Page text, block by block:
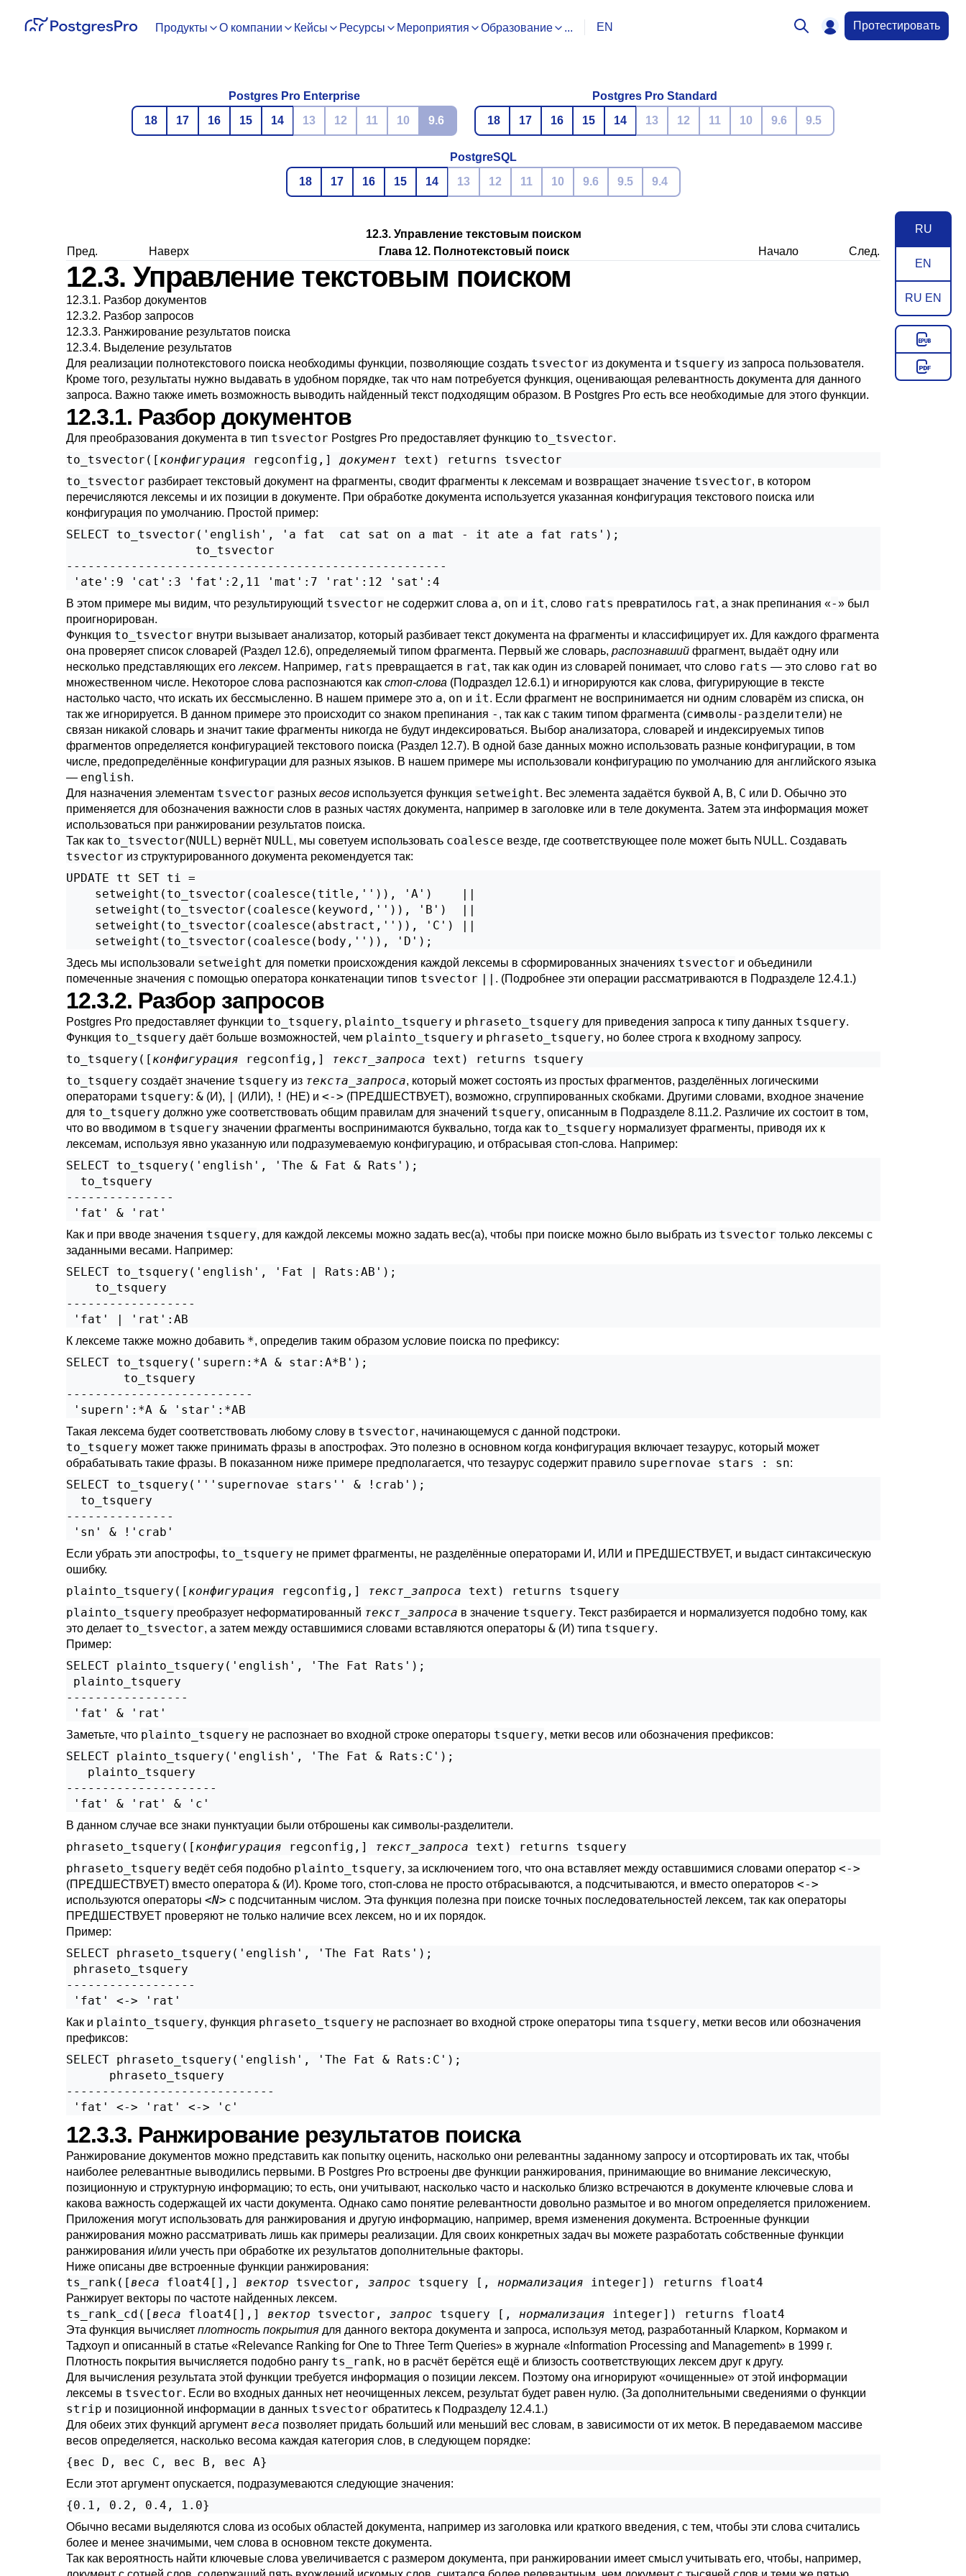
Продукты О компании Кейсы Ресурсы Мероприятия Образование ... EN Протестировать
Postgres Pro Enterprise
18
17 16 15 14 13 12 11 10 9.6
Postgres Pro Standard
18
17 16 15 14 13 12 11 10 9.6 9.5
PostgreSQL
18
17 16 15 14 13 12 11 10 9.6 9.5 9.4
RU
EN
RU EN
12.3. Управление текстовым поиском
Пред.
Наверх Глава 12. Полнотекстовый поиск Начало След.
12.3. Управление текстовым поиском
12.3.1. Разбор документов
12.3.2. Разбор запросов
12.3.3. Ранжирование результатов поиска
12.3.4. Выделение результатов
Для реализации полнотекстового поиска необходимы функции, позволяющие создать tsvector из документа и tsquery из запроса пользователя.
Кроме того, результаты нужно выдавать в удобном порядке, так что нам потребуется функция, оценивающая релевантность документа для данного
запроса. Важно также иметь возможность выводить найденный текст подходящим образом. В Postgres Pro есть все необходимые для этого функции.
12.3.1. Разбор документов
Для преобразования документа в тип tsvector Postgres Pro предоставляет функцию to_tsvector.
to_tsvector([ конфигурация regconfig , ] документ text ) returns tsvector
to_tsvector разбирает текстовый документ на фрагменты, сводит фрагменты к лексемам и возвращает значение tsvector, в котором
перечисляются лексемы и их позиции в документе. При обработке документа используется указанная конфигурация текстового поиска или
конфигурация по умолчанию. Простой пример:
SELECT to_tsvector('english', 'a fat  cat sat on a mat - it ate a fat rats');
                  to_tsvector
-----------------------------------------------------
В этом примере мы видим, что результирующий tsvector не содержит слова a, on и it, слово rats превратилось rat, а знак препинания «-» был
проигнорирован.
Функция to_tsvector внутри вызывает анализатор, который разбивает текст документа на фрагменты и классифицирует их. Для каждого фрагмента
она проверяет список словарей (Раздел 12.6), определяемый типом фрагмента. Первый же словарь, распознавший фрагмент, выдаёт одну или
несколько представляющих его лексем. Например, rats превращается в rat, так как один из словарей понимает, что слово rats — это слово rat во
множественном числе. Некоторое слова распознаются как стоп-слова (Подраздел 12.6.1) и игнорируются как слова, фигурирующие в тексте
настолько часто, что искать их бессмысленно. В нашем примере это a, on и it. Если фрагмент не воспринимается ни одним словарём из списка, он
так же игнорируется. В данном примере это происходит со знаком препинания - , так как с таким типом фрагмента (символы-разделители) не
связан никакой словарь и значит такие фрагменты никогда не будут индексироваться. Выбор анализатора, словарей и индексируемых типов
фрагментов определяется конфигурацией текстового поиска (Раздел 12.7). В одной базе данных можно использовать разные конфигурации, в том
числе, предопределённые конфигурации для разных языков. В нашем примере мы использовали конфигурацию по умолчанию для английского языка
— english.
Для назначения элементам tsvector разных весов используется функция setweight. Вес элемента задаётся буквой A, B, C или D. Обычно это
применяется для обозначения важности слов в разных частях документа, например в заголовке или в теле документа. Затем эта информация может
использоваться при ранжировании результатов поиска.
Так как to_tsvector(NULL) вернёт NULL, мы советуем использовать coalesce везде, где соответствующее поле может быть NULL. Создавать
tsvector из структурированного документа рекомендуется так:
UPDATE tt SET ti =
    setweight(to_tsvector(coalesce(title,'')), 'A')    ||
    setweight(to_tsvector(coalesce(keyword,'')), 'B')  ||
    setweight(to_tsvector(coalesce(abstract,'')), 'C') ||
    setweight(to_tsvector(coalesce(body,'')), 'D');
Здесь мы использовали setweight для пометки происхождения каждой лексемы в сформированных значениях tsvector и объединили
помеченные значения с помощью оператора конкатенации типов tsvector || . (Подробнее эти операции рассматриваются в Подразделе 12.4.1.)
12.3.2. Разбор запросов
Postgres Pro предоставляет функции to_tsquery, plainto_tsquery и phraseto_tsquery для приведения запроса к типу данных tsquery.
Функция to_tsquery даёт больше возможностей, чем plainto_tsquery и phraseto_tsquery, но более строга к входному запросу.
to_tsquery([ конфигурация regconfig , ] текст_запроса text ) returns tsquery
to_tsquery создаёт значение tsquery из текста_запроса, который может состоять из простых фрагментов, разделённых логическими
операторами tsquery: & (И), | (ИЛИ), ! (НЕ) и <-> (ПРЕДШЕСТВУЕТ), возможно, сгруппированных скобками. Другими словами, входное значение
для to_tsquery должно уже соответствовать общим правилам для значений tsquery, описанным в Подразделе 8.11.2. Различие их состоит в том,
что во вводимом в tsquery значении фрагменты воспринимаются буквально, тогда как to_tsquery нормализует фрагменты, приводя их к
лексемам, используя явно указанную или подразумеваемую конфигурацию, и отбрасывая стоп-слова. Например:
SELECT to_tsquery('english', 'The & Fat & Rats');
  to_tsquery
---------------
Как и при вводе значения tsquery, для каждой лексемы можно задать вес(а), чтобы при поиске можно было выбрать из tsvector только лексемы с
заданными весами. Например:
SELECT to_tsquery('english', 'Fat | Rats:AB');
    to_tsquery
------------------
К лексеме также можно добавить *, определив таким образом условие поиска по префиксу:
SELECT to_tsquery('supern:*A & star:A*B');
        to_tsquery
--------------------------
Такая лексема будет соответствовать любому слову в tsvector, начинающемуся с данной подстроки.
to_tsquery может также принимать фразы в апострофах. Это полезно в основном когда конфигурация включает тезаурус, который может
обрабатывать такие фразы. В показанном ниже примере предполагается, что тезаурус содержит правило supernovae stars : sn:
SELECT to_tsquery('''supernovae stars'' & !crab');
  to_tsquery
---------------
Если убрать эти апострофы, to_tsquery не примет фрагменты, не разделённые операторами И, ИЛИ и ПРЕДШЕСТВУЕТ, и выдаст синтаксическую
ошибку.
plainto_tsquery([ конфигурация regconfig , ] текст_запроса text ) returns tsquery
plainto_tsquery преобразует неформатированный текст_запроса в значение tsquery. Текст разбирается и нормализуется подобно тому, как
это делает to_tsvector, а затем между оставшимися словами вставляются операторы & (И) типа tsquery.
Пример:
SELECT plainto_tsquery('english', 'The Fat Rats');
plainto_tsquery
-----------------
Заметьте, что plainto_tsquery не распознает во входной строке операторы tsquery, метки весов или обозначения префиксов:
SELECT plainto_tsquery('english', 'The Fat & Rats:C');
   plainto_tsquery
---------------------
В данном случае все знаки пунктуации были отброшены как символы-разделители.
phraseto_tsquery([ конфигурация regconfig , ] текст_запроса text ) returns tsquery
phraseto_tsquery ведёт себя подобно plainto_tsquery, за исключением того, что она вставляет между оставшимися словами оператор <->
(ПРЕДШЕСТВУЕТ) вместо оператора & (И). Кроме того, стоп-слова не просто отбрасываются, а подсчитываются, и вместо операторов <->
используются операторы <N> с подсчитанным числом. Эта функция полезна при поиске точных последовательностей лексем, так как операторы
ПРЕДШЕСТВУЕТ проверяют не только наличие всех лексем, но и их порядок.
Пример:
SELECT phraseto_tsquery('english', 'The Fat Rats');
phraseto_tsquery
------------------
Как и plainto_tsquery, функция phraseto_tsquery не распознает во входной строке операторы типа tsquery, метки весов или обозначения
префиксов:
SELECT phraseto_tsquery('english', 'The Fat & Rats:C');
      phraseto_tsquery
-----------------------------
12.3.3. Ранжирование результатов поиска
Ранжирование документов можно представить как попытку оценить, насколько они релевантны заданному запросу и отсортировать их так, чтобы
наиболее релевантные выводились первыми. В Postgres Pro встроены две функции ранжирования, принимающие во внимание лексическую,
позиционную и структурную информацию; то есть, они учитывают, насколько часто и насколько близко встречаются в документе ключевые слова и
какова важность содержащей их части документа. Однако само понятие релевантности довольно размытое и во многом определяется приложением.
Приложения могут использовать для ранжирования и другую информацию, например, время изменения документа. Встроенные функции
ранжирования можно рассматривать лишь как примеры реализации. Для своих конкретных задач вы можете разработать собственные функции
ранжирования и/или учесть при обработке их результатов дополнительные факторы.
Ниже описаны две встроенные функции ранжирования:
ts_rank([веса float4[] , ] вектор tsvector , запрос tsquery [ , нормализация integer]) returns float4
Ранжирует векторы по частоте найденных лексем.
ts_rank_cd([веса float4[] , ] вектор tsvector , запрос tsquery [ , нормализация integer]) returns float4
Эта функция вычисляет плотность покрытия для данного вектора документа и запроса, используя метод, разработанный Кларком, Кормаком и
Тадхоуп и описанный в статье «Relevance Ranking for One to Three Term Queries» в журнале «Information Processing and Management» в 1999 г.
Плотность покрытия вычисляется подобно рангу ts_rank, но в расчёт берётся ещё и близость соответствующих лексем друг к другу.
Для вычисления результата этой функции требуется информация о позиции лексем. Поэтому она игнорируют «очищенные» от этой информации
лексемы в tsvector. Если во входных данных нет неочищенных лексем, результат будет равен нулю. (За дополнительными сведениями о функции
strip и позиционной информации в данных tsvector обратитесь к Подразделу 12.4.1.)
Для обеих этих функций аргумент веса позволяет придать больший или меньший вес словам, в зависимости от их меток. В передаваемом массиве
весов определяется, насколько весома каждая категория слов, в следующем порядке:
Если этот аргумент опускается, подразумеваются следующие значения:
{0.1, 0.2, 0.4, 1.0}
Обычно весами выделяются слова из особых областей документа, например из заголовка или краткого введения, с тем, чтобы эти слова считались
более и менее значимыми, чем слова в основном тексте документа.
Так как вероятность найти ключевые слова увеличивается с размером документа, при ранжировании имеет смысл учитывать его, чтобы, например,